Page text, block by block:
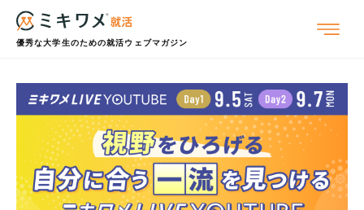
優秀な大学生のための就活ウェブマガジン